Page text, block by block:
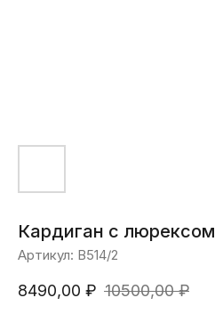
Кардиган с люрексом
Артикул: В514/2
8490,00 ₽ 10500,00 ₽